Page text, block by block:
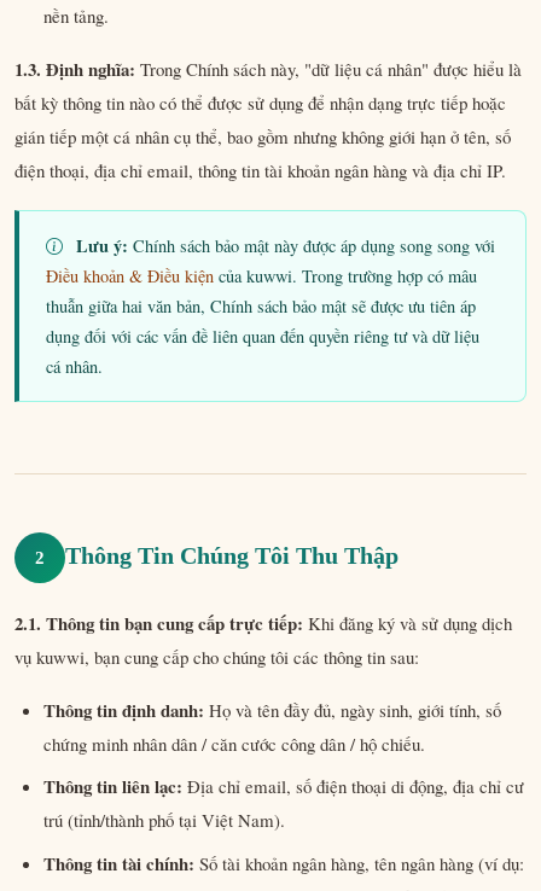
nền tảng.
1.3. Định nghĩa: Trong Chính sách này, "dữ liệu cá nhân" được hiểu là
bất kỳ thông tin nào có thể được sử dụng để nhận dạng trực tiếp hoặc
gián tiếp một cá nhân cụ thể, bao gồm nhưng không giới hạn ở tên, số
điện thoại, địa chỉ email, thông tin tài khoản ngân hàng và địa chỉ IP.
Lưu ý: Chính sách bảo mật này được áp dụng song song với
Điều khoản & Điều kiện của kuwwi. Trong trường hợp có mâu
thuẫn giữa hai văn bản, Chính sách bảo mật sẽ được ưu tiên áp
dụng đối với các vấn đề liên quan đến quyền riêng tư và dữ liệu
cá nhân.
2 Thông Tin Chúng Tôi Thu Thập
2.1. Thông tin bạn cung cấp trực tiếp: Khi đăng ký và sử dụng dịch
vụ kuwwi, bạn cung cấp cho chúng tôi các thông tin sau:
Thông tin định danh: Họ và tên đầy đủ, ngày sinh, giới tính, số
chứng minh nhân dân / căn cước công dân / hộ chiếu.
Thông tin liên lạc: Địa chỉ email, số điện thoại di động, địa chỉ cư
trú (tỉnh/thành phố tại Việt Nam).
Thông tin tài chính: Số tài khoản ngân hàng, tên ngân hàng (ví dụ: